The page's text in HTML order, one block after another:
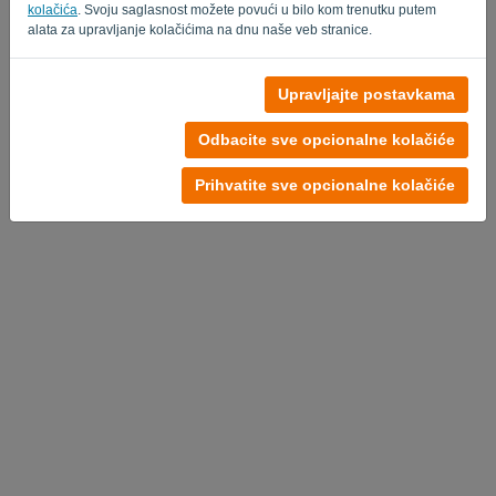
kolačića . Svoju saglasnost možete povući u bilo kom trenutku putem
alata za upravljanje kolačićima na dnu naše veb stranice.
Upravljajte postavkama
Odbacite sve opcionalne kolačiće
Prihvatite sve opcionalne kolačiće
Isprobajte sada